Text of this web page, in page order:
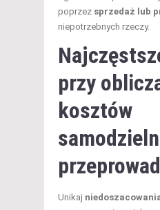
poprzez sprzedaż lub
niepotrzebnych rzeczy.
przy
kosztów
Unikaj